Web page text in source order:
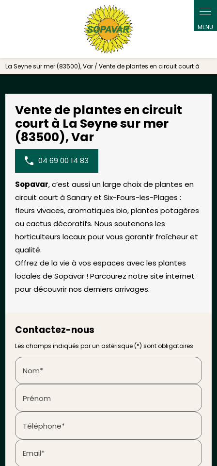
La Seyne sur mer (83500), Var / Vente de plantes en circuit court à
Vente de plantes en circuit
court à La Seyne sur mer
(83500), Var
04 69 00 14 83
Sopavar, c’est aussi un large choix de plantes en
circuit court à Sanary et Six-Fours-les-Plages :
fleurs vivaces, aromatiques bio, plantes potagères
ou cactus décoratifs. Nous soutenons les
horticulteurs locaux pour vous garantir fraîcheur et
qualité.
Offrez de la vie à vos espaces avec les plantes
locales de Sopavar ! Parcourez notre site internet
pour découvrir nos derniers arrivages.
Contactez-nous
Les champs indiqués par un astérisque (*) sont obligatoires
Nom*
Prénom
Téléphone*
Email*
Panneau de gestion des cookies